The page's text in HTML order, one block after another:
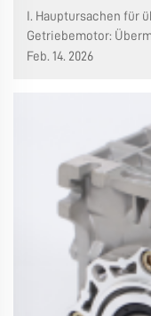
I. Hauptursachen für
Getriebemotor:
können durch
ungleichmäßige
Feb. 14. 2026